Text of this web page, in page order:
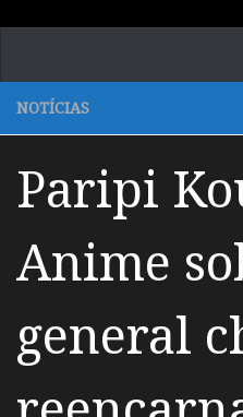
NOTÍCIAS
Paripi
Anime
general